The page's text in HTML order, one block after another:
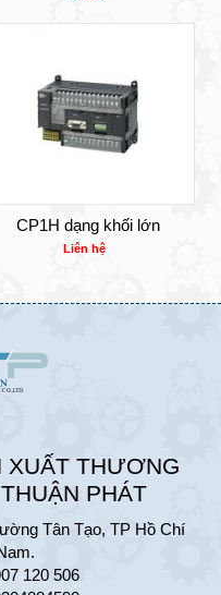
CP1H dạng khối lớn
Liên hệ
XUẤT THƯƠNG
PHÁT
Tân Tạo, TP Hồ Chí
120 506